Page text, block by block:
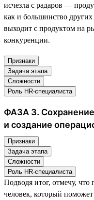
исчезла с радаров —
как и большинство
выходит с продуктом на
конкуренции.
Признаки
Задача этапа
Сложности
Роль HR-специалиста
ФАЗА 3. Сохранение
и создание
Признаки
Задача этапа
Сложности
Роль HR-специалиста
Подводя итог, отмечу,
человек, который